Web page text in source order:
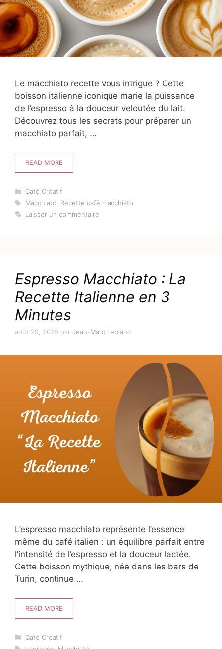
Le macchiato recette vous intrigue ? Cette
boisson italienne iconique marie la puissance
de l’espresso à la douceur veloutée du lait.
Découvrez tous les secrets pour préparer un
macchiato parfait, …
READ MORE
Catégories
Café Créatif
Étiquettes
Macchiato
Recette café macchiato
Laisser un commentaire
Espresso Macchiato : La
Recette Italienne en 3
Minutes
août 29, 2025 par Jean-Marc Leblanc
L’espresso macchiato représente l’essence
même du café italien : un équilibre parfait entre
l’intensité de l’espresso et la douceur lactée.
Cette boisson mythique, née dans les bars de
Turin, continue …
READ MORE
Catégories
Café Créatif
Étiquettes